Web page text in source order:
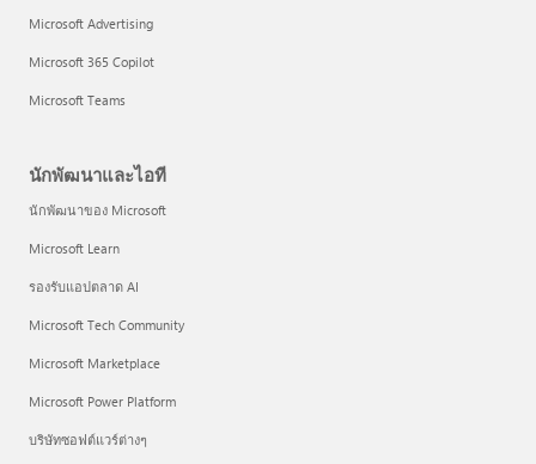
Microsoft Advertising
Microsoft 365 Copilot
Microsoft Teams
นักพัฒนาและไอที
นักพัฒนาของ Microsoft
Microsoft Learn
รองรับแอปตลาด AI
Microsoft Tech Community
Microsoft Marketplace
Microsoft Power Platform
บริษัทซอฟต์แวร์ต่างๆ